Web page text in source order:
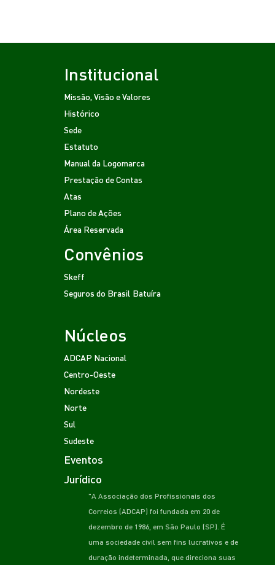
Institucional
Missão, Visão e Valores
Histórico
Sede
Estatuto
Manual da Logomarca
Prestação de Contas
Atas
Plano de Ações
Área Reservada
Convênios
Skeff
Seguros do Brasil Batuíra
Núcleos
ADCAP Nacional
Centro-Oeste
Nordeste
Norte
Sul
Sudeste
Eventos
Jurídico
"A Associação dos Profissionais dos
Correios (ADCAP) foi fundada em 20 de
dezembro de 1986, em São Paulo (SP). É
uma sociedade civil sem fins lucrativos e de
duração indeterminada, que direciona suas